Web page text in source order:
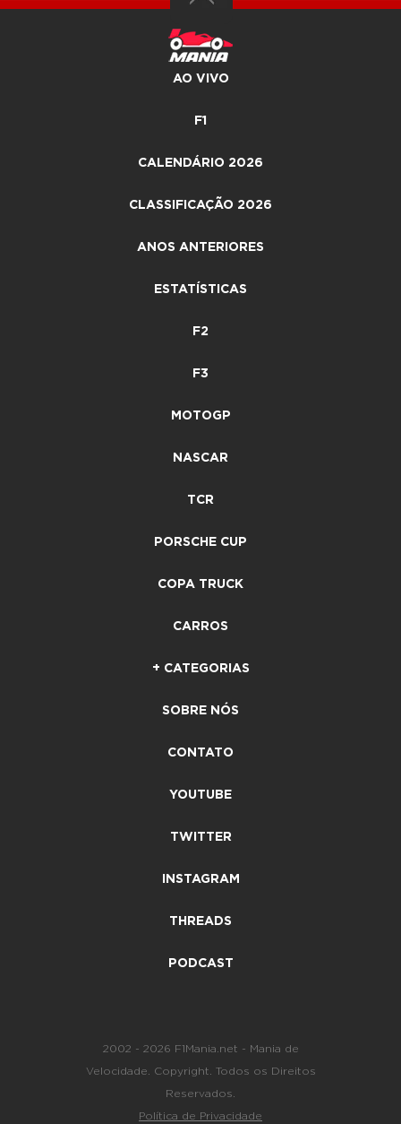
AO VIVO
F1
CALENDÁRIO 2026
CLASSIFICAÇÃO 2026
ANOS ANTERIORES
ESTATÍSTICAS
F2
F3
MOTOGP
NASCAR
TCR
PORSCHE CUP
COPA TRUCK
CARROS
+ CATEGORIAS
SOBRE NÓS
CONTATO
YOUTUBE
TWITTER
INSTAGRAM
THREADS
PODCAST
2002 - 2026 F1Mania.net - Mania de
Velocidade. Copyright. Todos os Direitos
Reservados.
Política de Privacidade